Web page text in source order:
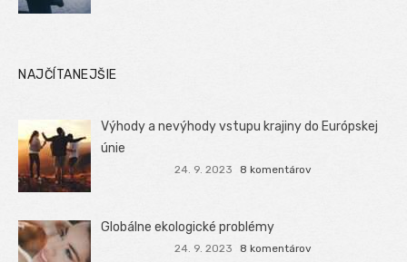
NAJČÍTANEJŠIE
Výhody a nevýhody vstupu krajiny do Európskej
únie
24. 9. 2023 8 komentárov
Globálne ekologické problémy
24. 9. 2023 8 komentárov